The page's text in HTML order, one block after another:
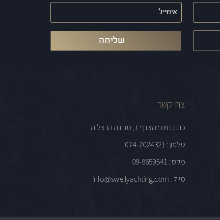
אימייל
(חובה)
צרו קשר
כתובתינו : הצדף 1, מרינה הרצליה
טלפון : 074-7024321
פקס : 09-8659541
מייל : info@swellyachting.com